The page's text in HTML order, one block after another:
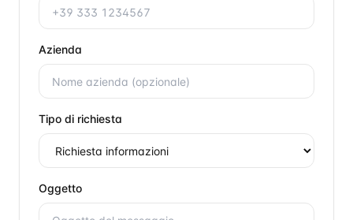
Azienda
Tipo di richiesta
Oggetto